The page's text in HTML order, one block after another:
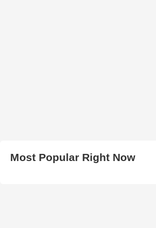
Most Popular Right Now